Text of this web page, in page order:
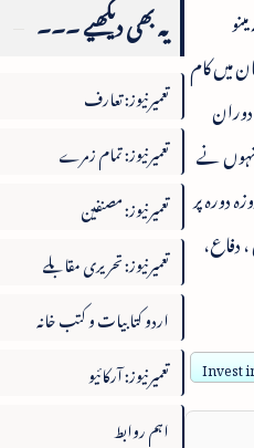
میں کام
بیرونی سرمایہ کاری کا جہاں تک معاملہ ہے، سال2014-15کے دوران
امریکی ڈالر رہے ۔ انہوں نے
دورہ پر
دفاع،
Invest
یہ بھی دیکھیے ۔۔۔
تعمیرنیوز: تعارف
تعمیرنیوز: تمام زمرے
تعمیرنیوز: مصنفین
تعمیرنیوز: تحریری مقابلے
اردو کتابیات و کتب خانہ
تعمیرنیوز: آرکائیو
اہم روابط